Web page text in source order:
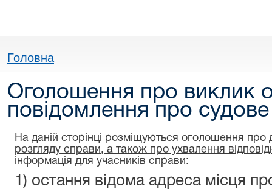
Головна
Оголошення про виклик
повідомлення про
На даній сторінці розміщуються оголошення про
розгляду справи, а також про ухвалення
інформація для учасників справи:
1) остання відома адреса місця